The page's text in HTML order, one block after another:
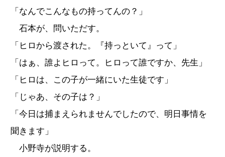
「なんでこんなもの持ってんの？」
石本が、問いただす。
「ヒロから渡された。『持っといて』って」
「はぁ、誰よヒロって。ヒロって誰ですか、先生」
「ヒロは、この子が一緒にいた生徒です」
「じゃあ、その子は？」
「今日は捕まえられませんでしたので、明日事情を
聞きます」
小野寺が説明する。